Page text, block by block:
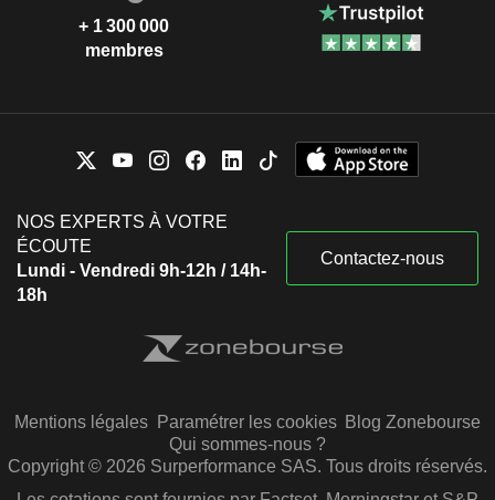
+ 1 300 000
membres
NOS EXPERTS À VOTRE
ÉCOUTE
Lundi - Vendredi 9h-12h / 14h-
18h
Contactez-nous
Mentions légales Paramétrer les cookies Blog Zonebourse
Qui sommes-nous ?
Copyright © 2026 Surperformance SAS. Tous droits réservés.